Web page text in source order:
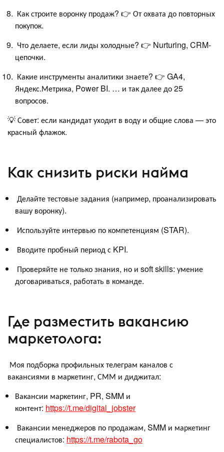
Как строите воронку продаж? 👉 От охвата до повторных
покупок.
Что делаете, если лиды холодные? 👉 Nurturing, CRM-
цепочки.
Какие инструменты аналитики знаете? 👉 GA4,
Яндекс.Метрика, Power BI. … и так далее до 25
вопросов.
💡 Совет: если кандидат уходит в воду и общие слова — это
красный флажок.
Как снизить риски найма
Делайте тестовые задания (например, проанализировать
вашу воронку).
Используйте интервью по компетенциям (STAR).
Вводите пробный период с KPI.
Проверяйте не только знания, но и soft skills: умение
договариваться, работать в команде.
Где разместить вакансию
маркетолога:
Моя подборка профильных телеграм каналов с
вакансиями в маркетинг, СММ и диджитал:
Вакансии маркетинг, PR, SMM и
контент: https://t.me/digital_jobster
Вакансии менеджеров по продажам, SMM и маркетинг
специалистов: https://t.me/rabota_go